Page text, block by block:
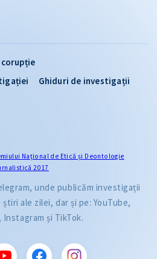
corupție
Ghiduri de investigații
Naţional de Etică și Deontologie
2017
unde publicăm investigații
ale zilei, dar și pe: YouTube,
Instagram și TikTok.